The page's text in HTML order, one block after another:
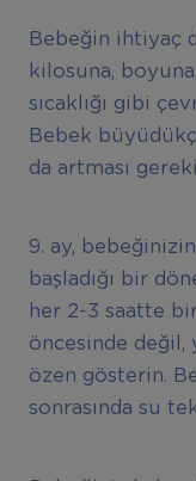
Bebeğin ihtiyaç
kilosuna,
sıcaklığı gibi
Bebek
da artması
9. ay,
başladığı bir
her 2-3 saatte
öncesinde
özen gösterin.
sonrasında su